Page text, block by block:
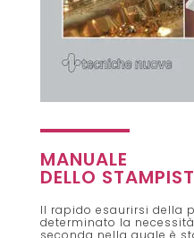
MANUALE
DELLO
Il rapido esaurirsi della
determinato la